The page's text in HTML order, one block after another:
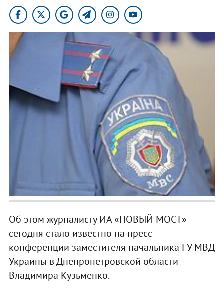
Об этом журналисту ИА «НОВЫЙ МОСТ»
сегодня стало известно на пресс-
конференции заместителя начальника ГУ МВД
Украины в Днепропетровской области
Владимира Кузьменко.